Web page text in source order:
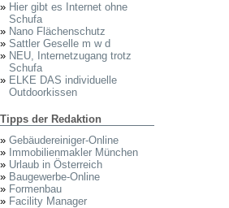
» Hier gibt es Internet ohne
Schufa
» Nano Flächenschutz
» Sattler Geselle m w d
» NEU, Internetzugang trotz
Schufa
» ELKE DAS individuelle
Outdoorkissen
Tipps der Redaktion
» Gebäudereiniger-Online
» Immobilienmakler München
» Urlaub in Österreich
» Baugewerbe-Online
» Formenbau
» Facility Manager